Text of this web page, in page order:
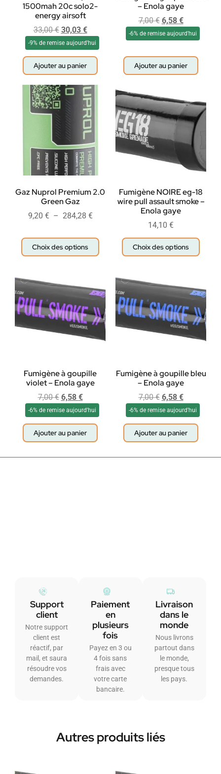
1500mah 20c solo2-
energy airsoft
33,00€ 30,03 €
-9% de remise aujourd'hui
Ajouter au panier
– Enola gaye
7,00€ 6,58 €
-6% de remise aujourd'hui
Ajouter au panier
Gaz Nuprol Premium 2.0
Green Gaz
9,20 € – 284,28 €
Choix des options
Fumigène NOIRE eg-18
wire pull assault smoke –
Enola gaye
14,10 €
Choix des options
Fumigène à goupille
violet – Enola gaye
7,00€ 6,58 €
-6% de remise aujourd'hui
Ajouter au panier
Fumigène à goupille bleu
– Enola gaye
7,00€ 6,58 €
-6% de remise aujourd'hui
Ajouter au panier
Support
client
Notre support
client est
réactif, par
mail, et saura
résoudre vos
demandes.
Paiement
en
plusieurs
fois
Payez en 3 ou
4 fois sans
frais avec
votre carte
bancaire.
Livraison
dans le
monde
Nous livrons
partout dans
le monde,
presque tous
les pays.
Autres produits liés